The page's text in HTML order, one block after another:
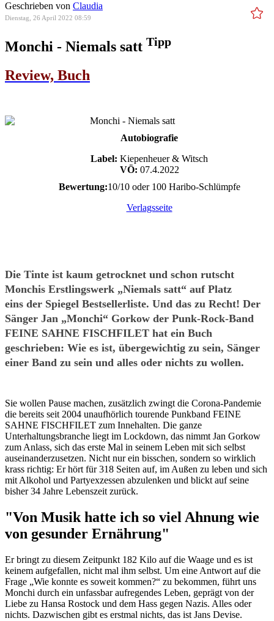
Geschrieben von Claudia
Dienstag, 26 April 2022 08:59
Monchi - Niemals satt Tipp
Review, Buch
Autobiografie
Label: Kiepenheuer & Witsch
VÖ: 07.4.2022
Bewertung:10/10 oder 100 Haribo-Schlümpfe
Verlagsseite
Die Tinte ist kaum getrocknet und schon rutscht
Monchis Erstlingswerk „Niemals satt“ auf Platz
eins der Spiegel Bestsellerliste. Und das zu Recht! Der
Sänger Jan „Monchi“ Gorkow der Punk-Rock-Band
FEINE SAHNE FISCHFILET hat ein Buch
geschrieben: Wie es ist, übergewichtig zu sein, Sänger
einer Band zu sein und alles oder nichts zu wollen.
Sie wollen Pause machen, zusätzlich zwingt die Corona-Pandemie
die bereits seit 2004 unaufhörlich tourende Punkband FEINE
SAHNE FISCHFILET zum Innehalten. Die ganze
Unterhaltungsbranche liegt im Lockdown, das nimmt Jan Gorkow
zum Anlass, sich das erste Mal in seinem Leben mit sich selbst
auseinanderzusetzen. Nicht nur ein bisschen, sondern so wirklich
krass richtig: Er hört für 318 Seiten auf, im Außen zu leben und sich
mit Alkohol und Partyexzessen abzulenken und blickt auf seine
bisher 34 Jahre Lebenszeit zurück.
"Von Musik hatte ich so viel Ahnung wie
von gesunder Ernährung"
Er bringt zu diesem Zeitpunkt 182 Kilo auf die Waage und es ist
keinem aufgefallen, nicht mal ihm selbst. Um eine Antwort auf die
Frage „Wie konnte es soweit kommen?“ zu bekommen, führt uns
Monchi durch ein unfassbar aufregendes Leben, geprägt von der
Liebe zu Hansa Rostock und dem Hass gegen Nazis. Alles oder
nichts. Dazwischen gibt es erstmal nichts, das ist Jans Devise.